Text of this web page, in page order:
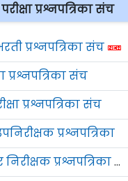
प्रश्नपत्रिका संच
प्रश्नपत्रिका संच
प्रश्नपत्रिका संच
प्रश्नपत्रिका संच
प्रश्नपत्रिका
विक्रीकर निरीक्षक प्रश्नपत्रिका संच